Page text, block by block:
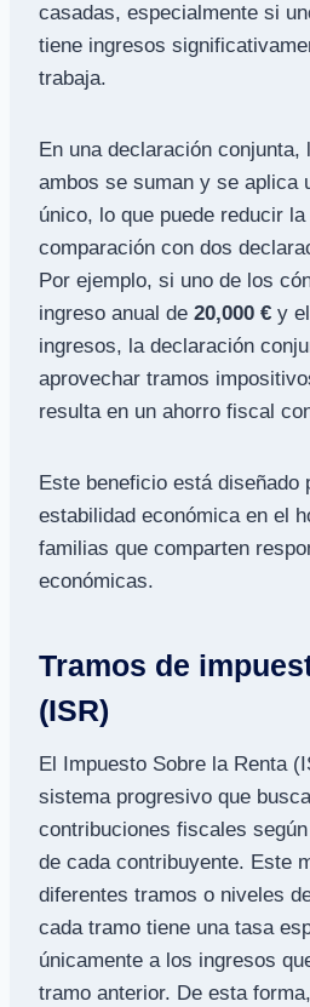
casadas, especialmente si
tiene ingresos
trabaja.
En una declaración conjunta,
ambos se suman y se aplica
único, lo que puede reducir
comparación con dos
Por ejemplo, si uno de los
ingreso anual de 20,000 € y
ingresos, la declaración
aprovechar tramos
resulta en un ahorro fiscal
Este beneficio está diseñado
estabilidad económica en el
familias que comparten
económicas.
Tramos de
(ISR)
El Impuesto Sobre la Renta
sistema progresivo que
contribuciones fiscales
de cada contribuyente. Este
diferentes tramos o niveles
cada tramo tiene una tasa
únicamente a los ingresos
tramo anterior. De esta